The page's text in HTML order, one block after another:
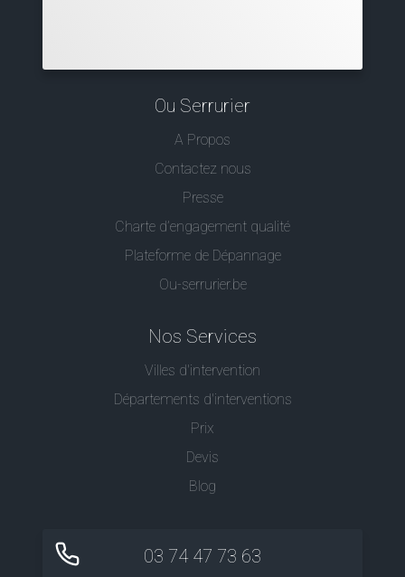
Ou Serrurier
A Propos
Contactez nous
Presse
Charte d’engagement qualité
Plateforme de Dépannage
Ou-serrurier.be
Nos Services
Villes d'intervention
Départements d'interventions
Prix
Devis
Blog
03 74 47 73 63